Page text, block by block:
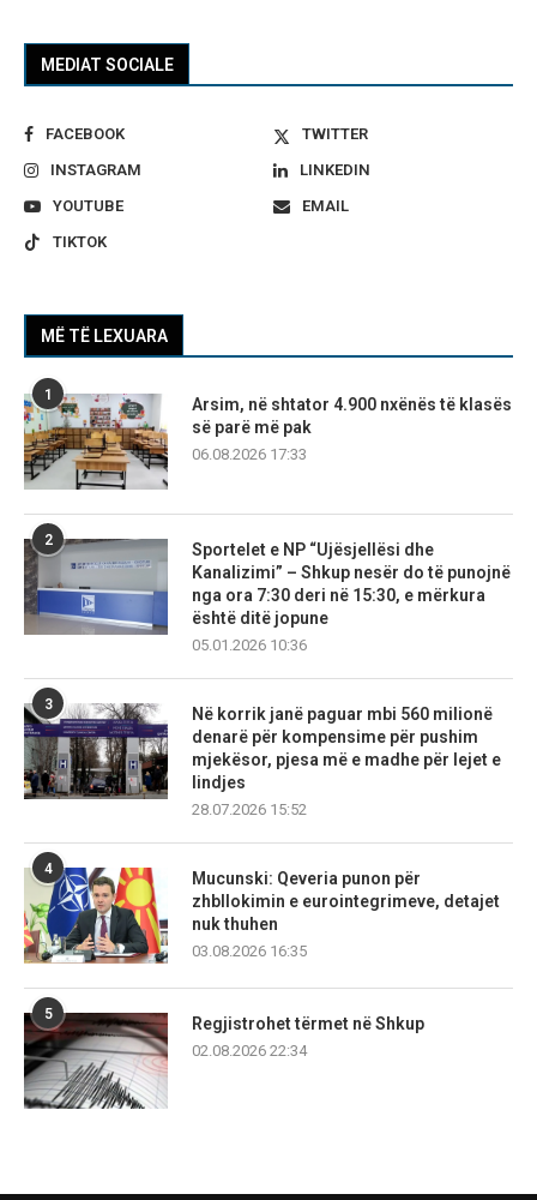
MEDIAT SOCIALE
FACEBOOK
TWITTER
INSTAGRAM
LINKEDIN
YOUTUBE
EMAIL
TIKTOK
MË TË LEXUARA
1
Arsim, në shtator 4.900 nxënës të klasës
së parë më pak
06.08.2026 17:33
2
Sportelet e NP “Ujësjellësi dhe
Kanalizimi” – Shkup nesër do të punojnë
nga ora 7:30 deri në 15:30, e mërkura
është ditë jopune
05.01.2026 10:36
3
Në korrik janë paguar mbi 560 milionë
denarë për kompensime për pushim
mjekësor, pjesa më e madhe për lejet e
lindjes
28.07.2026 15:52
4
Mucunski: Qeveria punon për
zhbllokimin e eurointegrimeve, detajet
nuk thuhen
03.08.2026 16:35
5
Regjistrohet tërmet në Shkup
02.08.2026 22:34